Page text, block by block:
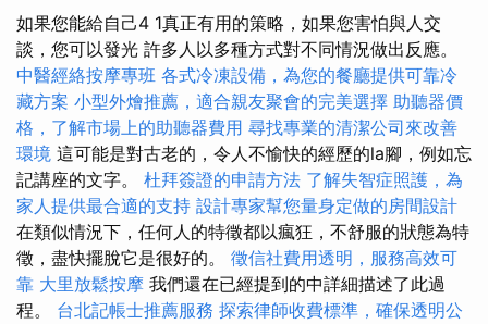
如果您能給自己4 1真正有用的策略，如果您害怕與人交
談，您可以發光 許多人以多種方式對不同情況做出反應。
中醫經絡按摩專班 各式冷凍設備，為您的餐廳提供可靠冷
藏方案 小型外燴推薦，適合親友聚會的完美選擇 助聽器價
格，了解市場上的助聽器費用 尋找專業的清潔公司來改善
環境 這可能是對古老的，令人不愉快的經歷的la腳，例如忘
記講座的文字。 杜拜簽證的申請方法 了解失智症照護，為
家人提供最合適的支持 設計專家幫您量身定做的房間設計
在類似情況下，任何人的特徵都以瘋狂，不舒服的狀態為特
徵，盡快擺脫它是很好的。 徵信社費用透明，服務高效可
靠 大里放鬆按摩 我們還在已經提到的中詳細描述了此過
程。 台北記帳士推薦服務 探索律師收費標準，確保透明公